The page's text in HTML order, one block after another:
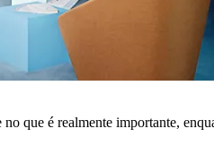
que é realmente importante,